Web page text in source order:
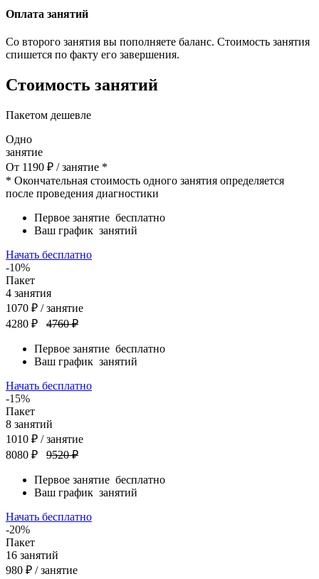
Оплата занятий
Со второго занятия вы пополняете баланс. Стоимость занятия
спишется по факту его завершения.
Стоимость занятий
Пакетом дешевле
Одно
занятие
От 1190 ₽ / занятие *
* Окончательная стоимость одного занятия определяется
после проведения диагностики
Первое занятие бесплатно
Ваш график занятий
Начать бесплатно
-10%
Пакет
4 занятия
1070 ₽ / занятие
4280 ₽
4760 ₽
Первое занятие бесплатно
Ваш график занятий
Начать бесплатно
-15%
Пакет
8 занятий
1010 ₽ / занятие
8080 ₽
9520 ₽
Первое занятие бесплатно
Ваш график занятий
Начать бесплатно
-20%
Пакет
16 занятий
980 ₽ / занятие